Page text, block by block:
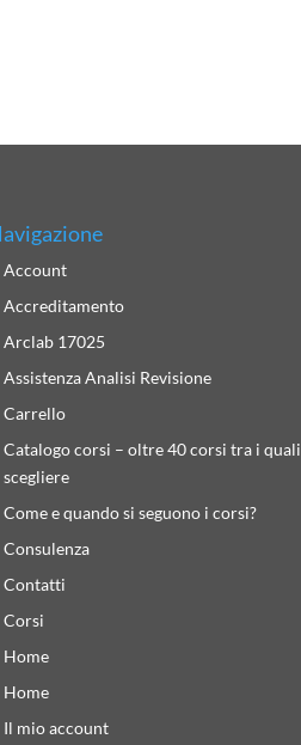
Account
Accreditamento
Arclab 17025
Assistenza Analisi Revisione
Carrello
Catalogo corsi – oltre 40 corsi tra i quali
scegliere
Come e quando si seguono i corsi?
Consulenza
Contatti
Corsi
Home
Home
Il mio account